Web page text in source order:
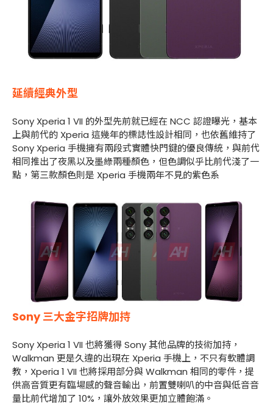
延續經典外型
Sony Xperia 1 VII 的外型先前就已經在 NCC 認證曝光，基本
上與前代的 Xperia 這幾年的標誌性設計相同，也依舊維持了
Sony Xperia 手機擁有兩段式實體快門鍵的優良傳統，與前代
相同推出了夜黑以及墨綠兩種顏色，但色調似乎比前代淺了一
點，第三款顏色則是 Xperia 手機兩年不見的紫色系
Sony 三大金字招牌加持
Sony Xperia 1 VII 也將獲得 Sony 其他品牌的技術加持，
Walkman 更是久違的出現在 Xperia 手機上，不只有軟體調
教，Xperia 1 VII 也將採用部分與 Walkman 相同的零件，提
供高音質更有臨場感的聲音輸出，前置雙喇叭的中音與低音音
量比前代增加了 10%，讓外放效果更加立體飽滿。